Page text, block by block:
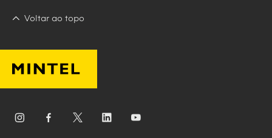
Voltar ao topo